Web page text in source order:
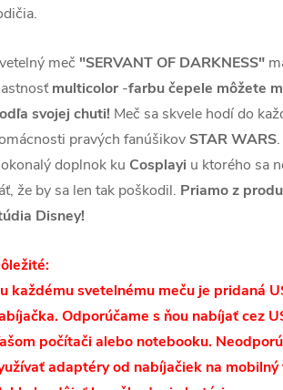
meč "SERVANT OF DARKNESS"
multicolor -farbu čepele môžete
svojej chuti! Meč sa skvele hodí do
pravých fanúšikov STAR WARS.
doplnok ku Cosplayi u ktorého sa
že by sa len tak poškodil. Priamo z
Disney!
každému svetelnému meču je pridaná
Odporúčame s ňou nabíjať cez
počítači alebo notebooku.
adaptéry od nabíjačiek na